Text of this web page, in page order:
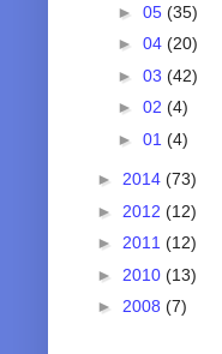
► 05 (35)
► 04 (20)
► 03 (42)
► 02 (4)
► 01 (4)
► 2014 (73)
► 2012 (12)
► 2011 (12)
► 2010 (13)
► 2008 (7)